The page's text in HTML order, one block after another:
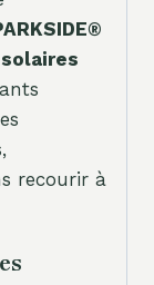
recourir à